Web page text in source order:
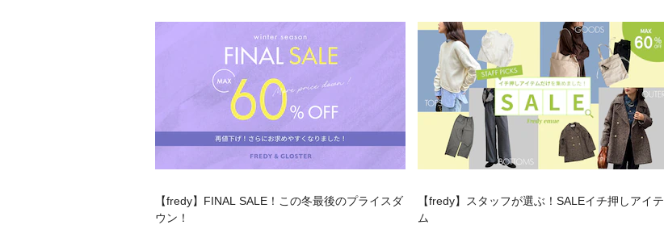
【fredy】FINAL SALE！この冬最後のプライスダ
ウン！
【fredy】スタッフが選ぶ！SALEイチ押しアイテ
ム